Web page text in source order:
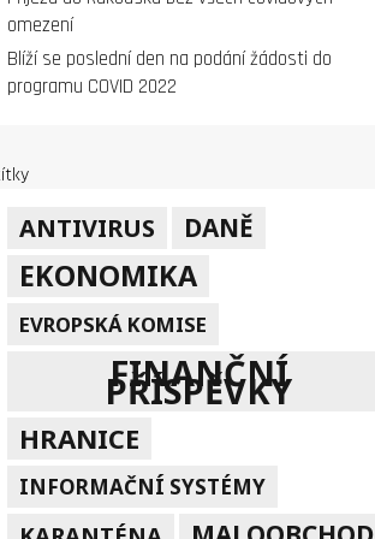
omezení
Blíží se poslední den na podání žádosti do
programu COVID 2022
ANTIVIRUS DANĚ
EKONOMIKA
EVROPSKÁ KOMISE
FINANČNÍ
PŘÍSPĚVKY
HRANICE
INFORMAČNÍ SYSTÉMY